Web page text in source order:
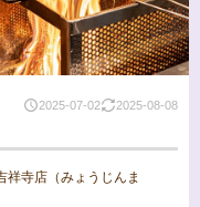
2025-07-02 2025-08-08
寺店（みょうじんま